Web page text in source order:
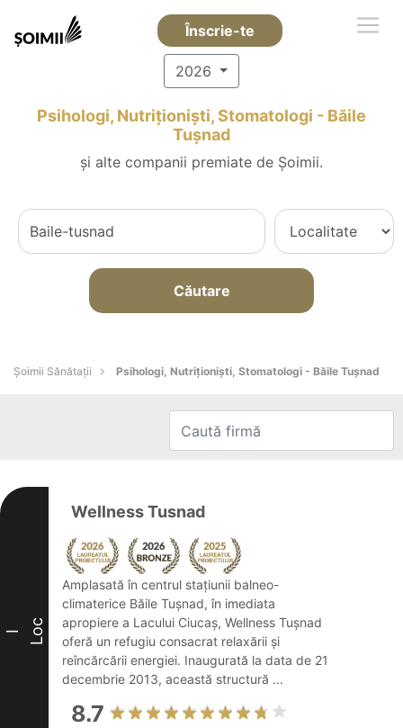
Înscrie-te
2026
Psihologi, Nutriționiști, Stomatologi - Băile
Tuşnad
și alte companii premiate de Șoimii.
Căutare
Şoimii Sănătații Psihologi, Nutriționiști, Stomatologi - Băile Tuşnad
I Loc
Wellness Tusnad
Amplasată în centrul stațiunii balneo-
climaterice Băile Tușnad, în imediata
apropiere a Lacului Ciucaș, Wellness Tușnad
oferă un refugiu consacrat relaxării și
reîncărcării energiei. Inaugurată la data de 21
decembrie 2013, această structură ...
8.7